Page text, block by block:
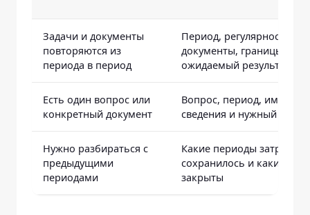
Задачи и документы
повторяются из
периода в период
Период, регулярность,
документы, границы
ожидаемый результат
Есть один вопрос или
конкретный документ
Вопрос, период,
сведения и нужный
Нужно разбираться с
предыдущими
периодами
Какие периоды
сохранилось и какие
закрыты